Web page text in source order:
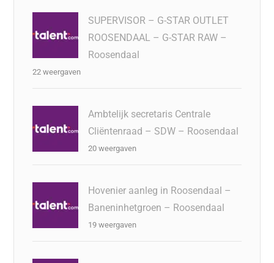
SUPERVISOR – G-STAR OUTLET
ROOSENDAAL – G-STAR RAW –
Roosendaal
22 weergaven
Ambtelijk secretaris Centrale
Cliëntenraad – SDW – Roosendaal
20 weergaven
Hovenier aanleg in Roosendaal –
Baneninhetgroen – Roosendaal
19 weergaven